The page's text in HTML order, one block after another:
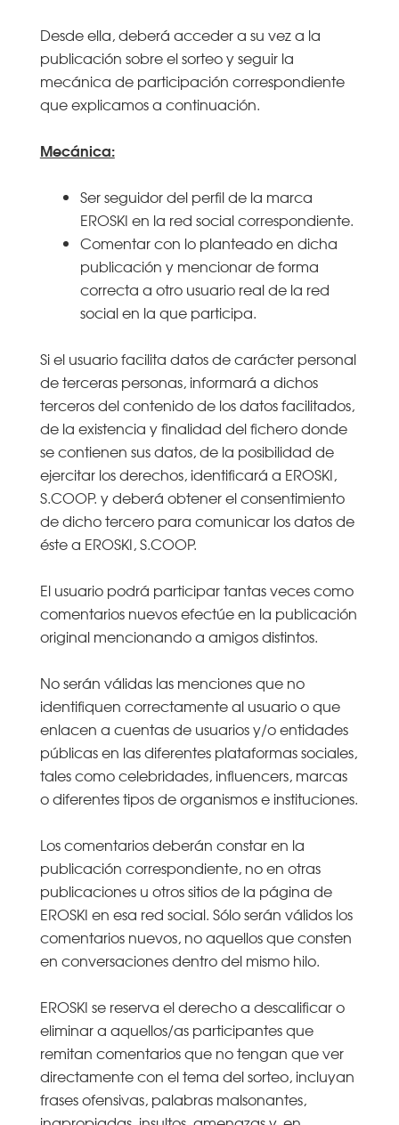
Desde ella, deberá acceder a su vez a la
publicación sobre el sorteo y seguir la
mecánica de participación correspondiente
que explicamos a continuación.
Mecánica:
Ser seguidor del perfil de la marca
EROSKI en la red social correspondiente.
Comentar con lo planteado en dicha
publicación y mencionar de forma
correcta a otro usuario real de la red
social en la que participa.
Si el usuario facilita datos de carácter personal
de terceras personas, informará a dichos
terceros del contenido de los datos facilitados,
de la existencia y finalidad del fichero donde
se contienen sus datos, de la posibilidad de
ejercitar los derechos, identificará a EROSKI,
S.COOP. y deberá obtener el consentimiento
de dicho tercero para comunicar los datos de
éste a EROSKI, S.COOP.
El usuario podrá participar tantas veces como
comentarios nuevos efectúe en la publicación
original mencionando a amigos distintos.
No serán válidas las menciones que no
identifiquen correctamente al usuario o que
enlacen a cuentas de usuarios y/o entidades
públicas en las diferentes plataformas sociales,
tales como celebridades, influencers, marcas
o diferentes tipos de organismos e instituciones.
Los comentarios deberán constar en la
publicación correspondiente, no en otras
publicaciones u otros sitios de la página de
EROSKI en esa red social. Sólo serán válidos los
comentarios nuevos, no aquellos que consten
en conversaciones dentro del mismo hilo.
EROSKI se reserva el derecho a descalificar o
eliminar a aquellos/as participantes que
remitan comentarios que no tengan que ver
directamente con el tema del sorteo, incluyan
frases ofensivas, palabras malsonantes,